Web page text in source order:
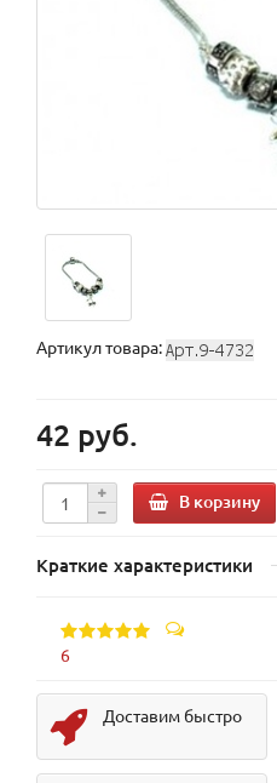
Артикул товара:
42 руб.
В корзину
Краткие характеристики
6
Доставим быстро